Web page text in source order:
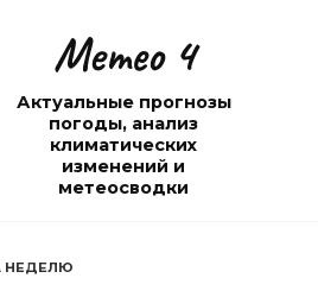
Метео 4
Актуальные прогнозы
погоды, анализ
климатических
изменений и
метеосводки
НЕДЕЛЮ